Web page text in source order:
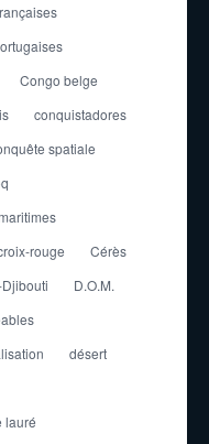
Congo belge
conquistadores
spatiale
rouge
Cérès
D.O.M.
désert
lauré